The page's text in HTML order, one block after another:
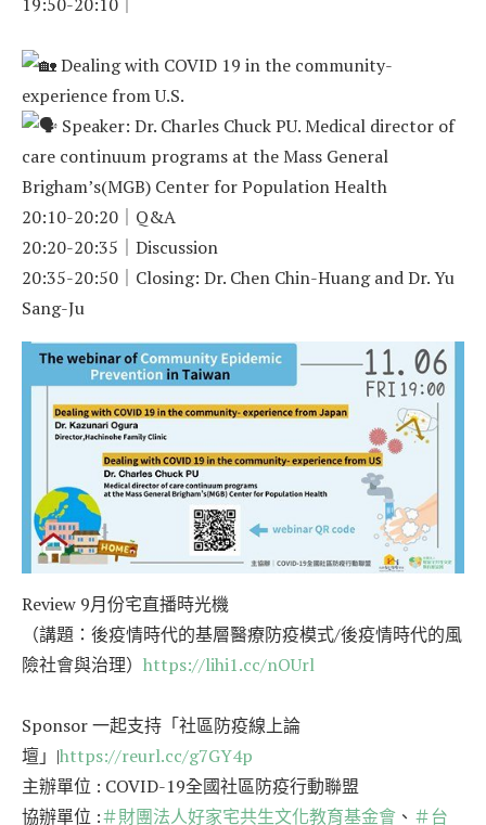
Dealing with COVID 19 in the community-
experience from U.S.
Speaker: Dr. Charles Chuck PU. Medical director of
care continuum programs at the Mass General
Brigham’s(MGB) Center for Population Health
20:10-20:20｜Q&A
20:20-20:35｜Discussion
20:35-20:50｜Closing: Dr. Chen Chin-Huang and Dr. Yu
Sang-Ju
Review 9月份宅直播時光機
（講題：後疫情時代的基層醫療防疫模式/後疫情時代的風
險社會與治理） https://lihi1.cc/nOUrl
Sponsor 一起支持「社區防疫線上論
壇」|https://reurl.cc/g7GY4p
主辦單位 : COVID-19全國社區防疫行動聯盟
協辦單位 :＃財團法人好家宅共生文化教育基金會 、 ＃台